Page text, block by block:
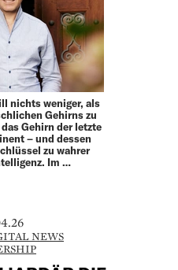
nichts weniger, als
Gehirns zu
Gehirn der letzte
– und dessen
zu wahrer
Im …
NEWS